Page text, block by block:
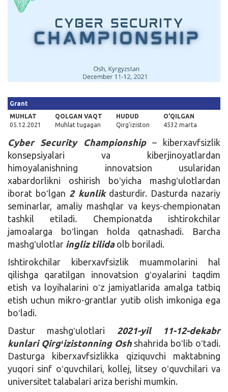
Grant
MUHLAT
05.12.2021
QOLGAN VAQT
Muhlat tugagan
HUDUD
Qirg'iziston
O'QILGAN
4532 marta
Cyber Security Championship– kiberxavfsizlik
konsepsiyalari va kiberjinoyatlardan
himoyalanishning innovatsion usularidan
xabardorlikni oshirish boʻyicha mashgʻulotlardan
iborat boʻlgan 2 kunlikdasturdir. Dasturda nazariy
seminarlar, amaliy mashqlar va keys-chempionatan
tashkil etiladi. Chempionatda ishtirokchilar
jamoalarga boʻlingan holda qatnashadi. Barcha
mashgʻulotlar ingliz tilidaolb boriladi.
Ishtirokchilar kiberxavfsizlik muammolarini hal
qilishga qaratilgan innovatsion gʻoyalarini taqdim
etish va loyihalarini oʻz jamiyatlarida amalga tatbiq
etish uchun mikro-grantlar yutib olish imkoniga ega
boʻladi.
Dastur mashgʻulotlari 2021-yil 11-12-dekabr
kunlari Qirgʻizistonning Osh shahrida boʻlib oʻtadi.
Dasturga kiberxavfsizlikka qiziquvchi maktabning
yuqori sinf oʻquvchilari, kollej, litsey oʻquvchilari va
universitet talabalari ariza berishi mumkin.